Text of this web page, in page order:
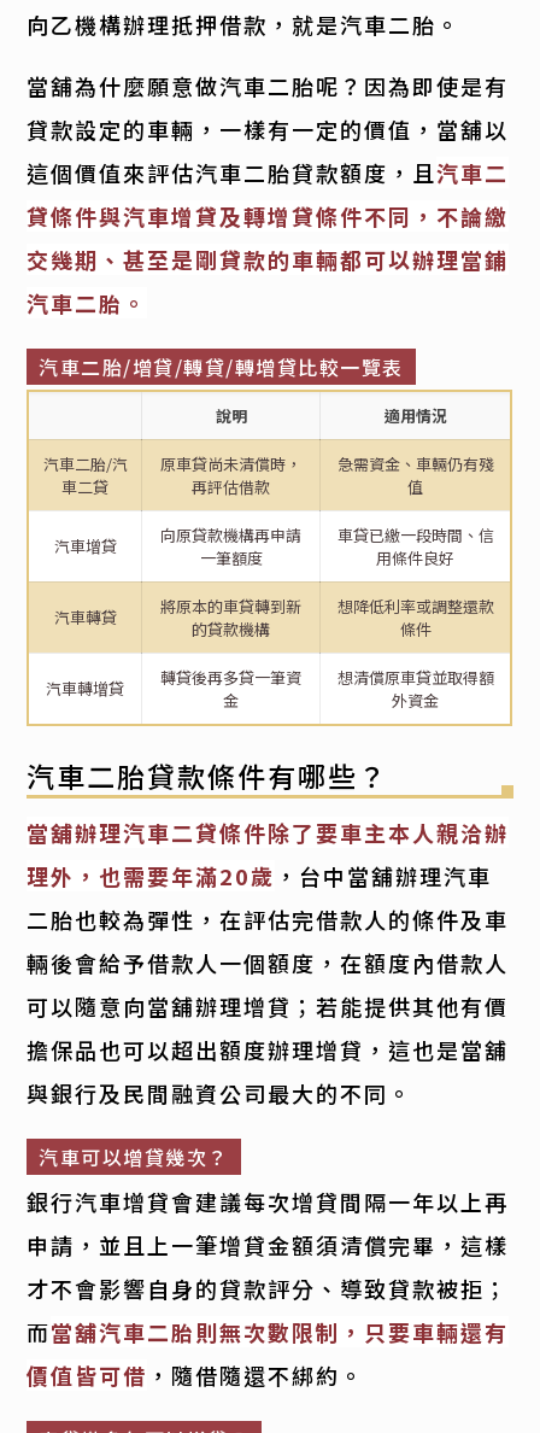
向乙機構辦理抵押借款，就是汽車二胎。
當舖為什麼願意做汽車二胎呢？因為即使是有
貸款設定的車輛，一樣有一定的價值，當舖以
這個價值來評估汽車二胎貸款額度，且汽車二
貸條件與汽車增貸及轉增貸條件不同，不論繳
交幾期、甚至是剛貸款的車輛都可以辦理當鋪
汽車二胎。
汽車二胎/增貸/轉貸/轉增貸比較一覽表
說明 適用情況
汽車二胎/汽
車二貸
原車貸尚未清償時，
再評估借款
急需資金、車輛仍有殘
值
汽車增貸
向原貸款機構再申請
一筆額度
車貸已繳一段時間、信
用條件良好
汽車轉貸
將原本的車貸轉到新
的貸款機構
想降低利率或調整還款
條件
汽車轉增貸
轉貸後再多貸一筆資
金
想清償原車貸並取得額
外資金
汽車二胎貸款條件有哪些？
當舖辦理汽車二貸條件除了要車主本人親洽辦
理外，也需要年滿20歲 ，台中當舖辦理汽車
二胎也較為彈性，在評估完借款人的條件及車
輛後會給予借款人一個額度，在額度內借款人
可以隨意向當舖辦理增貸；若能提供其他有價
擔保品也可以超出額度辦理增貸，這也是當舖
與銀行及民間融資公司最大的不同。
汽車可以增貸幾次？
銀行汽車增貸會建議每次增貸間隔一年以上再
申請，並且上一筆增貸金額須清償完畢，這樣
才不會影響自身的貸款評分、導致貸款被拒；
而當舖汽車二胎則無次數限制，只要車輛還有
價值皆可借 ，隨借隨還不綁約。